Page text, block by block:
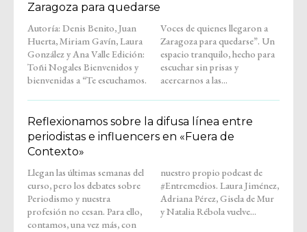
Zaragoza para quedarse
Autoría: Denis Benito, Juan
Huerta, Miriam Gavín, Laura
González y Ana Valle Edición:
Toñi Nogales Bienvenidos y
bienvenidas a “Te escuchamos.
Voces de quienes llegaron a
Zaragoza para quedarse”. Un
espacio tranquilo, hecho para
escuchar sin prisas y
acercarnos a las...
Reflexionamos sobre la difusa línea entre
periodistas e influencers en «Fuera de
Contexto»
Llegan las últimas semanas del
curso, pero los debates sobre
Periodismo y nuestra
profesión no cesan. Para ello,
contamos, una vez más, con
nuestro propio podcast de
#Entremedios. Laura Jiménez,
Adriana Pérez, Gisela de Mur
y Natalia Rébola vuelve...